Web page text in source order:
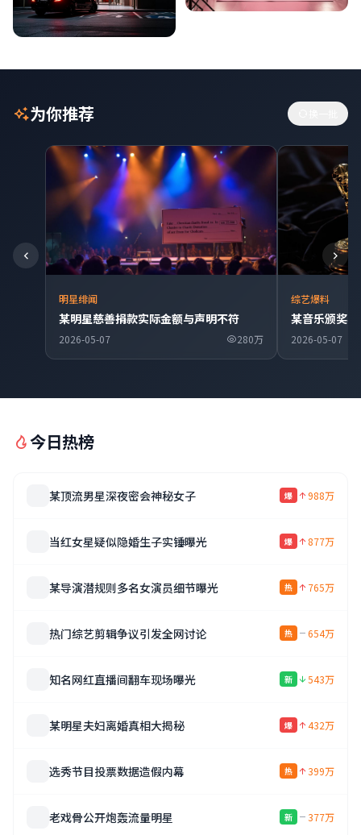
为你推荐
明星绯闻
某明星慈善捐款实际金额与声明不符
2026-05-07 280万
综艺爆料
某音乐颁奖
2026-05-07
今日热榜
某顶流男星深夜密会神秘女子 爆 988万
当红女星疑似隐婚生子实锤曝光 爆 877万
某导演潜规则多名女演员细节曝光 热 765万
热门综艺剪辑争议引发全网讨论 热 654万
知名网红直播间翻车现场曝光 新 543万
某明星夫妇离婚真相大揭秘 爆 432万
选秀节目投票数据造假内幕 热 399万
老戏骨公开炮轰流量明星 新 377万